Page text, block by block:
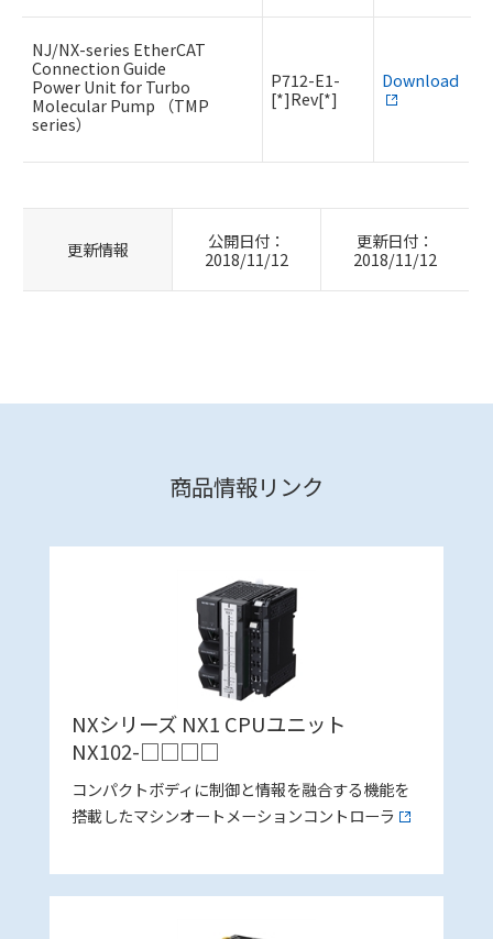
NJ/NX-series EtherCAT
Connection Guide
Power Unit for Turbo
Molecular Pump （TMP
series）
P712-E1-
[*]Rev[*]
Download
更新情報
公開日付：
2018/11/12
更新日付：
2018/11/12
商品情報リンク
NXシリーズ NX1 CPUユニット
NX102-□□□□
コンパクトボディに制御と情報を融合する機能を
搭載したマシンオートメーションコントローラ